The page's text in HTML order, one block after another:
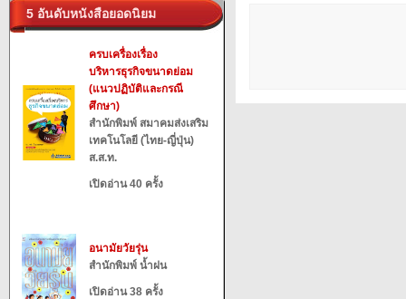
5 อันดับหนังสือยอดนิยม
ครบเครื่องเรื่อง
บริหารธุรกิจขนาดย่อม
(แนวปฏิบัติและกรณี
ศึกษา)
สำนักพิมพ์ สมาคมส่งเสริม
เทคโนโลยี (ไทย-ญี่ปุ่น)
ส.ส.ท.
เปิดอ่าน 40 ครั้ง
อนามัยวัยรุ่น
สำนักพิมพ์ น้ำฝน
เปิดอ่าน 38 ครั้ง